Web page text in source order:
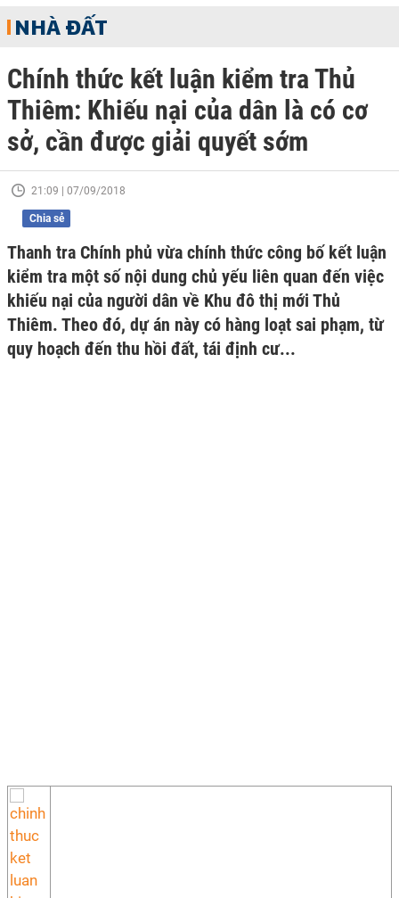
NHÀ ĐẤT
Chính thức kết luận kiểm tra Thủ
Thiêm: Khiếu nại của dân là có cơ
sở, cần được giải quyết sớm
21:09 | 07/09/2018
Chia sẻ
Thanh tra Chính phủ vừa chính thức công bố kết luận
kiểm tra một số nội dung chủ yếu liên quan đến việc
khiếu nại của người dân về Khu đô thị mới Thủ
Thiêm. Theo đó, dự án này có hàng loạt sai phạm, từ
quy hoạch đến thu hồi đất, tái định cư...